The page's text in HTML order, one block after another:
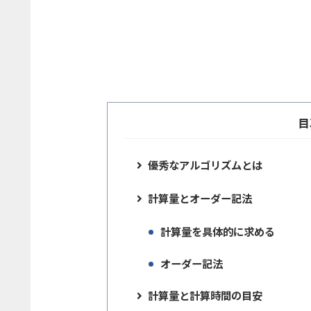
優秀なアルゴリズムとは
計算量とオーダー記法
計算量を具体的に求める
オーダー記法
計算量と計算時間の目安